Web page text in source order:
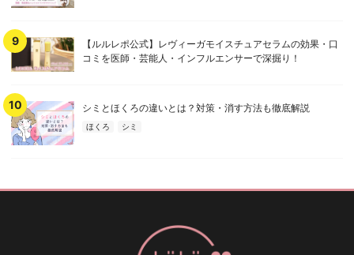
【ルルレポ公式】レヴィーガモイスチュアセラムの効果・口
コミを医師・芸能人・インフルエンサーで深掘り！
シミとほくろの違いとは？対策・消す方法も徹底解説
ほくろ シミ